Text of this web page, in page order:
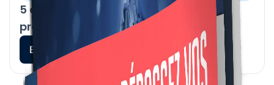
5 conseils pour réussir vos ventes par
prospection téléphonique B2B
En savoir plus